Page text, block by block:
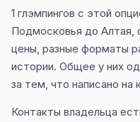
1 глэмпингов с этой
Подмосковья до Алтая,
цены, разные форматы
истории. Общее у них
за тем, что написано на
Контакты владельца